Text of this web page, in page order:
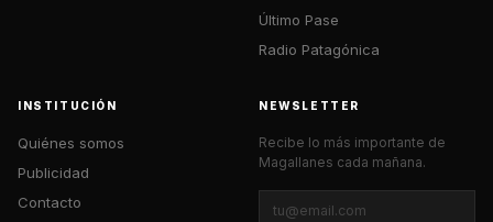
Último Pase
Radio Patagónica
INSTITUCIÓN
Quiénes somos
Publicidad
Contacto
NEWSLETTER
Recibe lo más importante de
Magallanes cada mañana.